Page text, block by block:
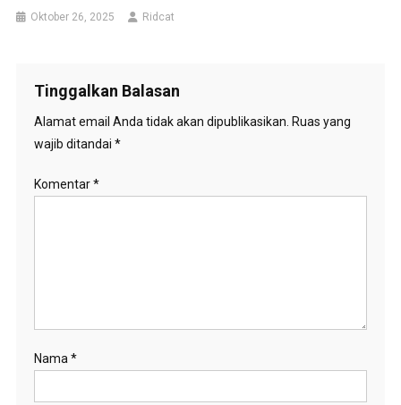
Oktober 26, 2025 Ridcat
Tinggalkan Balasan
Alamat email Anda tidak akan dipublikasikan. Ruas yang
wajib ditandai *
Komentar*
Nama *